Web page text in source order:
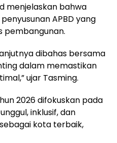
menjelaskan bahwa
APBD yang
pembangunan.
dibahas bersama
dalam memastikan
ujar Tasming.
2026 difokuskan pada
inklusif, dan
kota terbaik,